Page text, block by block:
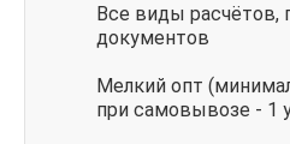
Все виды расчётов,
документов
Мелкий опт
при самовывозе - 1